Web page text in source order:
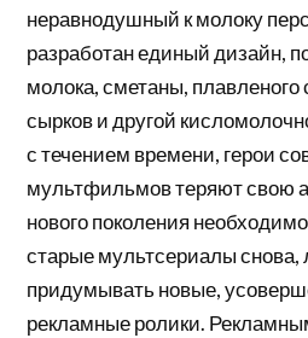
неравнодушный к молоку
разработан единый дизайн,
молока, сметаны,
сырков и другой
с течением времени, герои
мультфильмов теряют свою
нового поколения
старые мультсериалы снова,
придумывать новые,
рекламные ролики.